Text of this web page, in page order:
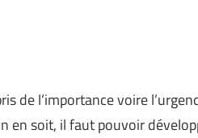
de l’importance voire
en soit, il faut pouvoir